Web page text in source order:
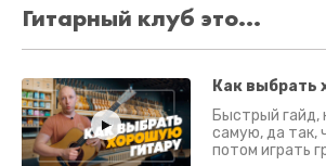
Гитарный клуб это...
Как выбрать
Быстрый гайд,
самую, да так,
потом играть